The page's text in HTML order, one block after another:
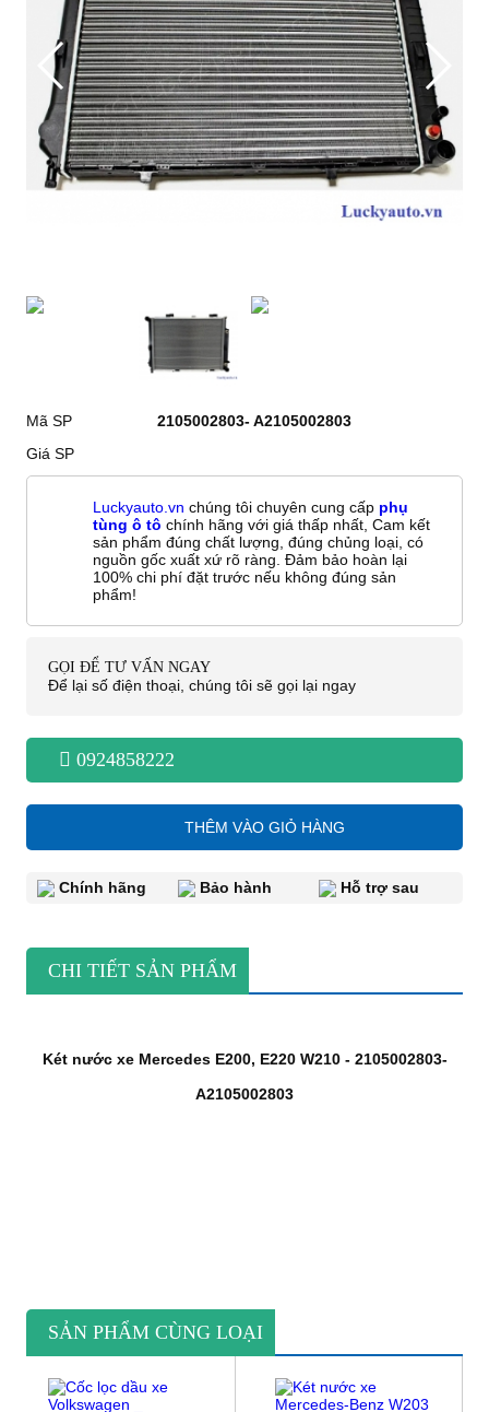
Mã SP
2105002803- A2105002803
Giá SP
Luckyauto.vn chúng tôi chuyên cung cấp phụ
tùng ô tô chính hãng với giá thấp nhất, Cam kết
sản phẩm đúng chất lượng, đúng chủng loại, có
nguồn gốc xuất xứ rõ ràng. Đảm bảo hoàn lại
100% chi phí đặt trước nếu không đúng sản
phẩm!
GỌI ĐỂ TƯ VẤN NGAY
Để lại số điện thoại, chúng tôi sẽ gọi lại ngay
0924858222
THÊM VÀO GIỎ HÀNG
Chính hãng Bảo hành Hỗ trợ sau
CHI TIẾT SẢN PHẨM
Két nước xe Mercedes E200, E220 W210 - 2105002803-
A2105002803
SẢN PHẨM CÙNG LOẠI